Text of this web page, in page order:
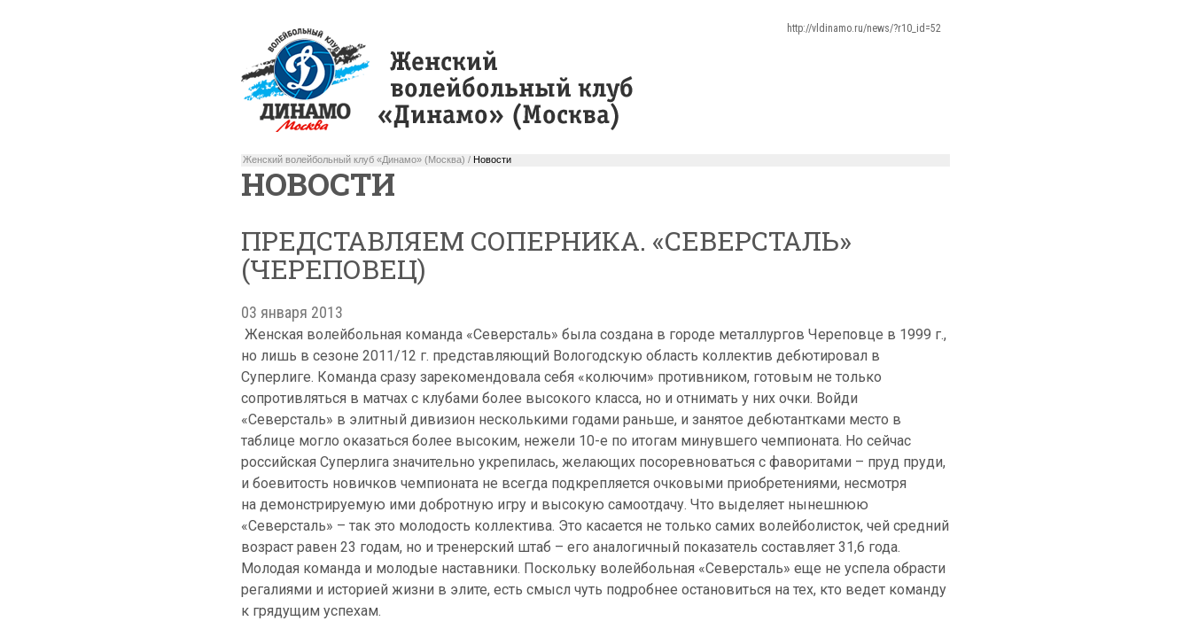
http://vldinamo.ru/news/?r10_id=52
Женский волейбольный клуб «Динамо» (Москва) / Новости
НОВОСТИ
ПРЕДСТАВЛЯЕМ СОПЕРНИКА. «СЕВЕРСТАЛЬ»
(ЧЕРЕПОВЕЦ)
03 января 2013
Женская волейбольная команда «Северсталь» была создана в городе металлургов Череповце в 1999 г.,
но лишь в сезоне 2011/12 г. представляющий Вологодскую область коллектив дебютировал в
Суперлиге. Команда сразу зарекомендовала себя «колючим» противником, готовым не только
сопротивляться в матчах с клубами более высокого класса, но и отнимать у них очки. Войди
«Северсталь» в элитный дивизион несколькими годами раньше, и занятое дебютантками место в
таблице могло оказаться более высоким, нежели 10-е по итогам минувшего чемпионата. Но сейчас
российская Суперлига значительно укрепилась, желающих посоревноваться с фаворитами – пруд пруди,
и боевитость новичков чемпионата не всегда подкрепляется очковыми приобретениями, несмотря
на демонстрируемую ими добротную игру и высокую самоотдачу. Что выделяет нынешнюю
«Северсталь» – так это молодость коллектива. Это касается не только самих волейболисток, чей средний
возраст равен 23 годам, но и тренерский штаб – его аналогичный показатель составляет 31,6 года.
Молодая команда и молодые наставники. Поскольку волейбольная «Северсталь» еще не успела обрасти
регалиями и историей жизни в элите, есть смысл чуть подробнее остановиться на тех, кто ведет команду
к грядущим успехам.